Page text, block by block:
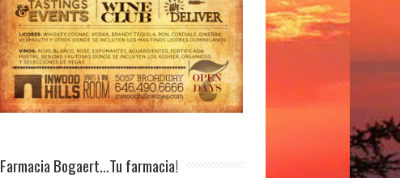
Farmacia Bogaert…Tu farmacia!